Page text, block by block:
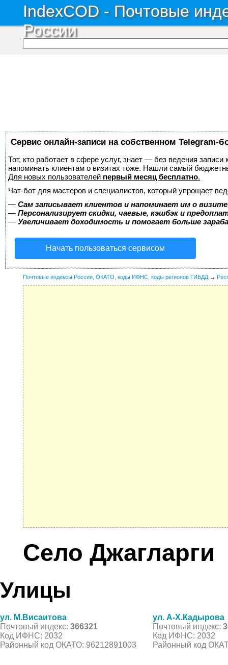
IndexCOD - Почтовые
России
Сервис онлайн-записи на собственном Telegram-
Тот, кто работает в сфере услуг, знает — без ведения
напоминать клиентам о визитах тоже. Нашли самый
Для новых пользователей первый месяц бесплатно.
Чат-бот для мастеров и специалистов, который упрощает
— Сам записывает клиентов и напоминает им о
— Персонализирует скидки, чаевые, кэшбэк и
— Увеличивает доходимость и помогает больше
Начать пользоваться сервисом
Почтовые индексы России, ОКАТО, коды ИФНС, коды регионов ГИБДД →
Село Джагларги
Улицы
ул. М.Висаитова
Почтовый индекс: 366321
Код ИФНС: 2032
Районный код ОКАТО: 96212891003
ул. А-Х.Кадырова
Почтовый индекс:
Код ИФНС: 2032
Районный код